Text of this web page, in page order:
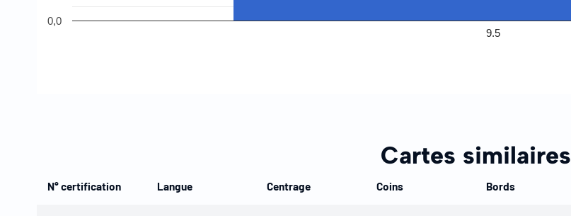
9.5
0,0
Cartes similaires
N° certification Langue Centrage Coins Bords